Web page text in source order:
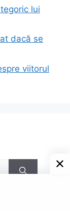
lui
dacă se
viitorul